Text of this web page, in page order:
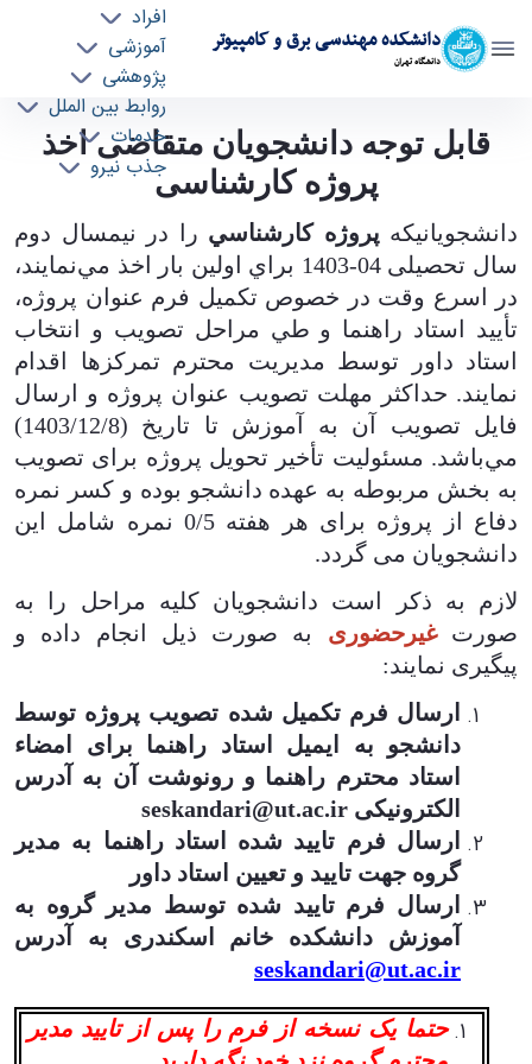
دانشکده مهندسی برق و کامپیوتر
دانشگاه تهران
افراد
آموزشی
پژوهشی
روابط بین الملل
خدمات
جذب نیرو
قابل توجه دانشجویان متقاضی اخذ پروژه
کارشناسی - ece- دانشکده مهندسی برق و کامپیوتر
قابل توجه دانشجویان متقاضی اخذ
پروژه کارشناسی
دانشجويانيكه پروژه كارشناسي را در نيمسال دوم
سال تحصیلی 04-1403 براي اولين بار اخذ مي‌نمايند،
در اسرع وقت در خصوص تكميل فرم عنوان پروژه،
تأييد استاد راهنما و طي مراحل تصويب و انتخاب
استاد داور توسط مديريت محترم تمرکزها اقدام
نمايند. حداكثر مهلت تصويب عنوان پروژه و ارسال
فایل تصويب آن به آموزش تا تاریخ (1403/12/8)
مي‌باشد. مسئولیت تأخیر تحویل پروژه برای تصویب
به بخش مربوطه به عهده دانشجو بوده و کسر نمره
دفاع از پروژه برای هر هفته 0/5 نمره شامل این
دانشجویان می گردد.
لازم به ذکر است دانشجویان کلیه مراحل را به
صورتغیرحضوری به صورت ذیل انجام داده و
پیگیری نمایند:
ارسال فرم تکمیل شده تصویب پروژه توسط
دانشجو به ایمیل استاد راهنما برای امضاء
استاد محترم راهنما و رونوشت آن به آدرس
الکترونیکی seskandari@ut.ac.ir
ارسال فرم تایید شده استاد راهنما به مدیر
گروه جهت تایید و تعیین استاد داور
ارسال فرم تایید شده توسط مدیر گروه به
آموزش دانشکده خانم اسکندری به آدرس
seskandari@ut.ac.ir
حتما یک نسخه از فرم را پس از تایید مدیر